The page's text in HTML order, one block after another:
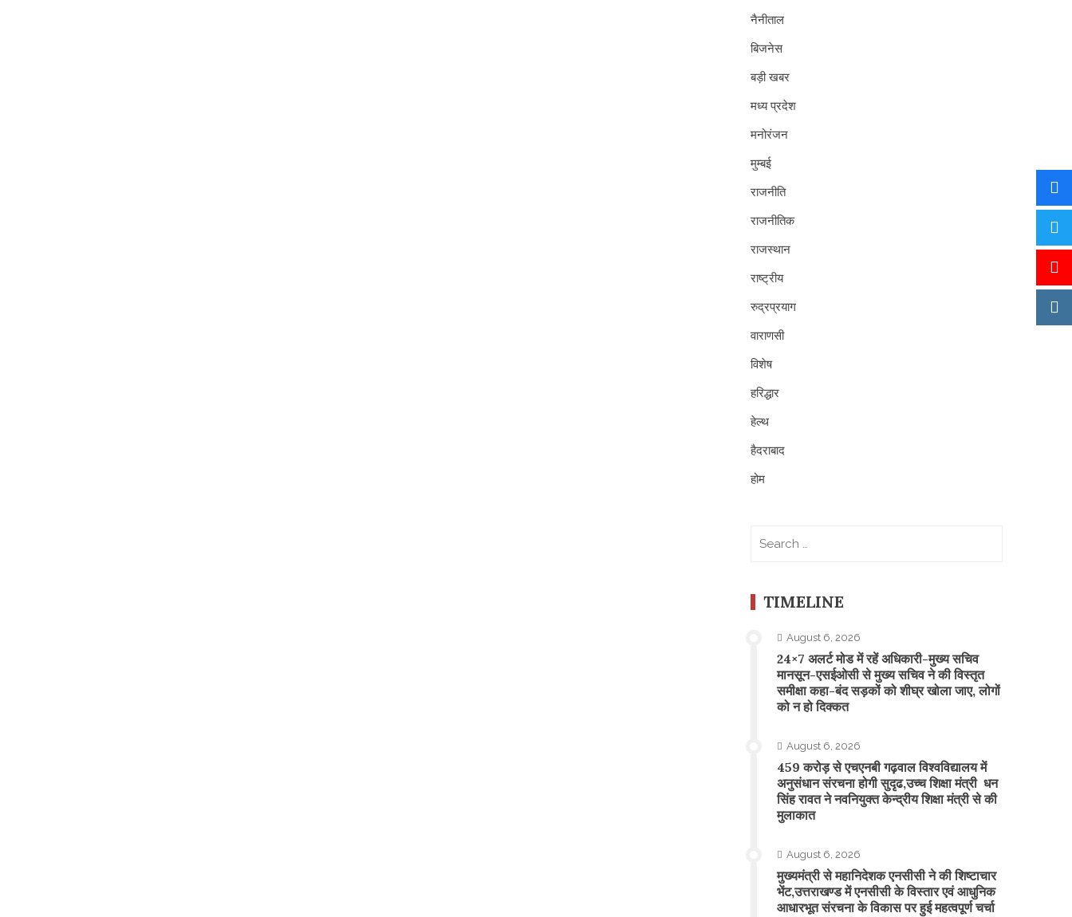
नैनीताल
बिजनेस
बड़ी खबर
मध्य प्रदेश
मनोरंजन
मुम्बई
राजनीति
राजनीतिक
राजस्थान
राष्ट्रीय
रुद्रप्रयाग
वाराणसी
विशेष
हरिद्धार
हेल्थ
हैदराबाद
होम
TIMELINE
August 6, 2026
24×7 अलर्ट मोड में रहें अधिकारी-मुख्य सचिव
मानसून-एसईओसी से मुख्य सचिव ने की विस्तृत
समीक्षा कहा-बंद सड़कों को शीघ्र खोला जाए, लोगों
को न हो दिक्कत
August 6, 2026
459 करोड़ से एचएनबी गढ़वाल विश्वविद्यालय में
अनुसंधान संरचना होगी सुदृढ,उच्च शिक्षा मंत्री धन
सिंह रावत ने नवनियुक्त केन्द्रीय शिक्षा मंत्री से की
मुलाकात
August 6, 2026
मुख्यमंत्री से महानिदेशक एनसीसी ने की शिष्टाचार
भेंट,उत्तराखण्ड में एनसीसी के विस्तार एवं आधुनिक
आधारभूत संरचना के विकास पर हुई महत्वपूर्ण चर्चा